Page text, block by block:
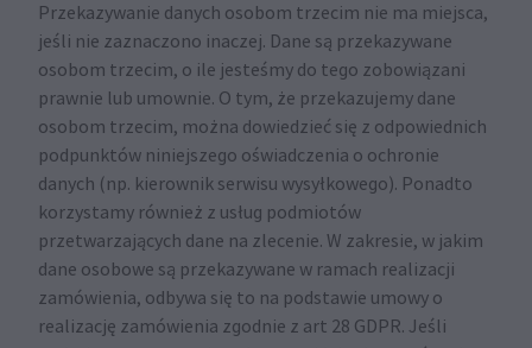
Przekazywanie danych osobom trzecim nie ma miejsca,
jeśli nie zaznaczono inaczej. Dane są przekazywane
osobom trzecim, o ile jesteśmy do tego zobowiązani
prawnie lub umownie. O tym, że przekazujemy dane
osobom trzecim, można dowiedzieć się z odpowiednich
podpunktów niniejszego oświadczenia o ochronie
danych (np. kierownik serwisu wysyłkowego). Ponadto
korzystamy również z usług podmiotów
przetwarzających dane na zlecenie. W zakresie, w jakim
dane osobowe są przekazywane w ramach realizacji
zamówienia, odbywa się to na podstawie umowy o
realizację zamówienia zgodnie z art 28 GDPR. Jeśli